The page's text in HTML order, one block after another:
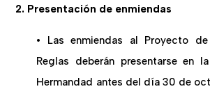
2. Presentación de enmiendas
• Las enmiendas al Proyecto
Reglas deberán presentarse en
Hermandad antes del día 30 de